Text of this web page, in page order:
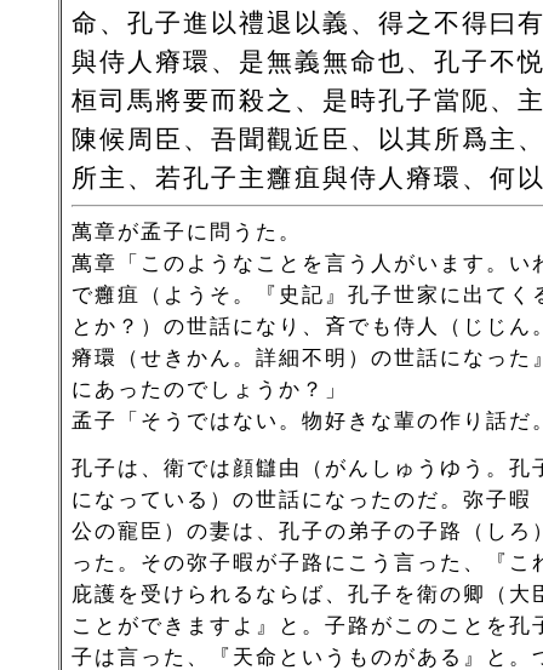
命、孔子進以禮退以義、得之不得曰
與侍人瘠環、是無義無命也、孔子不
桓司馬將要而殺之、是時孔子當阨、
陳候周臣、吾聞觀近臣、以其所爲主
所主、若孔子主癰疽與侍人瘠環、何
萬章が孟子に問うた。
萬章「このようなことを言う人がいます。い
で癰疽（ようそ。『史記』孔子世家に出てく
とか？）の世話になり、斉でも侍人（じじん
瘠環（せきかん。詳細不明）の世話になった
にあったのでしょうか？」
孟子「そうではない。物好きな輩の作り話だ
孔子は、衛では顔讎由（がんしゅうゆう。孔
になっている）の世話になったのだ。弥子暇
公の寵臣）の妻は、孔子の弟子の子路（しろ
った。その弥子暇が子路にこう言った、『こ
庇護を受けられるならば、孔子を衛の卿（大
ことができますよ』と。子路がこのことを孔
子は言った、『天命というものがある』と。